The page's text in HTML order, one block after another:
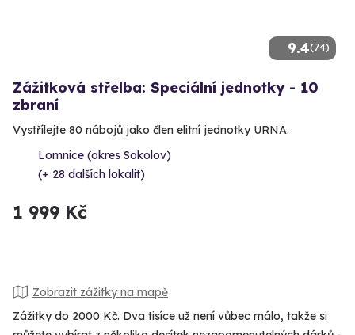
9.4(74)
Zážitková střelba: Speciální jednotky - 10
zbraní
Vystřílejte 80 nábojů jako člen elitní jednotky URNA.
Lomnice (okres Sokolov)
(+ 28 dalších lokalit)
1 999 Kč
Zobrazit zážitky na mapě
Zážitky do 2000 Kč. Dva tisíce už není vůbec málo, takže si